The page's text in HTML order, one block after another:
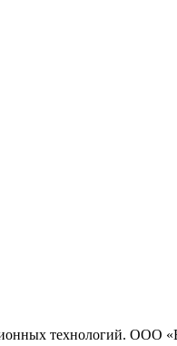
технологий. ООО